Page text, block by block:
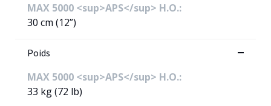
MAX 5000 <sup>APS</sup> H.O.:
30 cm (12”)
Poids
MAX 5000 <sup>APS</sup> H.O.:
33 kg (72 lb)